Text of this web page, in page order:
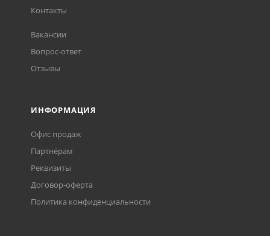
Контакты
Вакансии
Вопрос-ответ
Отзывы
ИНФОРМАЦИЯ
Офис продаж
Партнёрам
Реквизиты
Договор-оферта
Политика конфиденциальности